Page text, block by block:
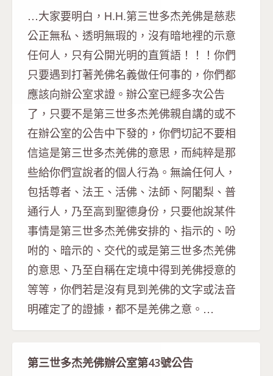
…大家要明白，H.H.第三世多杰羌佛是慈悲
公正無私、透明無瑕的，沒有暗地裡的示意
任何人，只有公開光明的直質語！！！你們
只要遇到打著羌佛名義做任何事的，你們都
應該向辦公室求證。辦公室已經多次公告
了，只要不是第三世多杰羌佛親自講的或不
在辦公室的公告中下發的，你們切記不要相
信這是第三世多杰羌佛的意思，而純粹是那
些給你們宣說者的個人行為。無論任何人，
包括尊者、法王、活佛、法師、阿闍梨、普
通行人，乃至高到聖德身份，只要他說某件
事情是第三世多杰羌佛安排的、指示的、吩
咐的、暗示的、交代的或是第三世多杰羌佛
的意思、乃至自稱在定境中得到羌佛授意的
等等，你們若是沒有見到羌佛的文字或法音
明確定了的證據，都不是羌佛之意。…
第三世多杰羌佛辦公室第43號公告